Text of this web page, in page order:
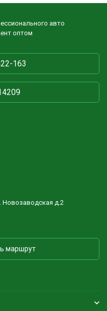
авто
оптом
163
Новозаводская д.2
маршрут